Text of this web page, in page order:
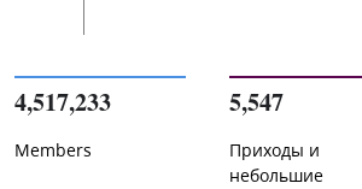
4,517,233
Members
5,547
Приходы и
небольшие